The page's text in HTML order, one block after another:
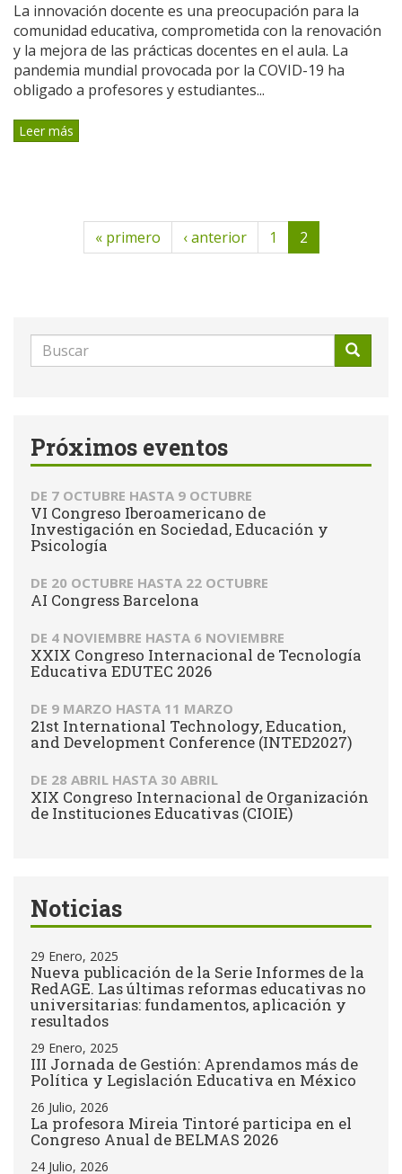
La innovación docente es una preocupación para la
comunidad educativa, comprometida con la renovación
y la mejora de las prácticas docentes en el aula. La
pandemia mundial provocada por la COVID-19 ha
obligado a profesores y estudiantes...
Leer más
« primero ‹ anterior 1 2
Formulario
de
Próximos eventos
DE 7 OCTUBRE HASTA 9 OCTUBRE
VI Congreso Iberoamericano de
Investigación en Sociedad, Educación y
Psicología
DE 20 OCTUBRE HASTA 22 OCTUBRE
AI Congress Barcelona
DE 4 NOVIEMBRE HASTA 6 NOVIEMBRE
XXIX Congreso Internacional de Tecnología
Educativa EDUTEC 2026
DE 9 MARZO HASTA 11 MARZO
21st International Technology, Education,
and Development Conference (INTED2027)
DE 28 ABRIL HASTA 30 ABRIL
XIX Congreso Internacional de Organización
de Instituciones Educativas (CIOIE)
Noticias
29 Enero, 2025
Nueva publicación de la Serie Informes de la
RedAGE. Las últimas reformas educativas no
universitarias: fundamentos, aplicación y
resultados
29 Enero, 2025
III Jornada de Gestión: Aprendamos más de
Política y Legislación Educativa en México
26 Julio, 2026
La profesora Mireia Tintoré participa en el
Congreso Anual de BELMAS 2026
24 Julio, 2026